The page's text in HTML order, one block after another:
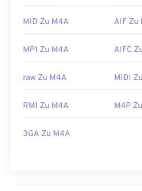
MID Zu M4A AIF Zu
MP1 Zu M4A AIFC
raw Zu M4A MIDI
RMI Zu M4A M4P
3GA Zu M4A